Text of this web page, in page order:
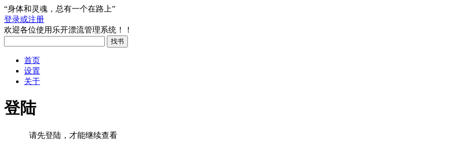
“身体和灵魂，总有一个在路上”
登录或注册
欢迎各位使用乐开漂流管理系统！！
首页
设置
关于
登陆
请先登陆，才能继续查看